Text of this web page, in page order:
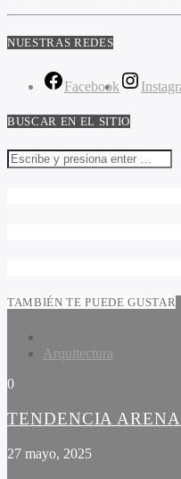
NUESTRAS REDES
Facebook
BUSCAR EN EL SITIO
TAMBIÉN TE PUEDE GUSTAR
Arquitectura
0
TENDENCIA
27 mayo, 2025